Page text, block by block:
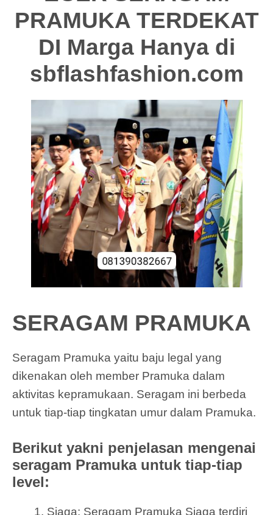
PRAMUKA TERDEKAT
DI Marga Hanya di
sbflashfashion.com
SERAGAM PRAMUKA
Seragam Pramuka yaitu baju legal yang
dikenakan oleh member Pramuka dalam
aktivitas kepramukaan. Seragam ini berbeda
untuk tiap-tiap tingkatan umur dalam Pramuka.
Berikut yakni penjelasan mengenai
seragam Pramuka untuk tiap-tiap
level:
Siaga: Seragam Pramuka Siaga terdiri